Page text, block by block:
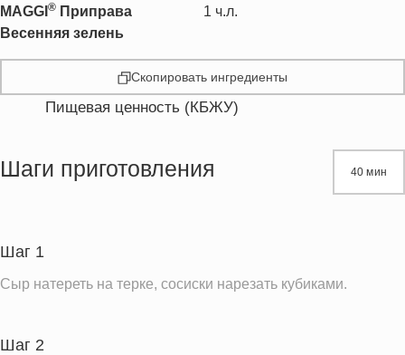
MAGGI ® Приправа
Весенняя зелень
1 ч.л.
Скопировать ингредиенты
Пищевая ценность (КБЖУ)
Жиры
Информация для одной порции
Шаги приготовления 40 мин
Шаг 1
Сыр натереть на терке, сосиски нарезать кубиками.
Шаг 2